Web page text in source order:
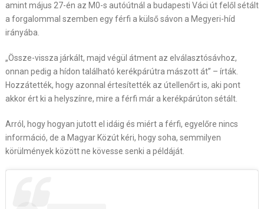
amint május 27-én az M0-s autóútnál a budapesti Váci út felől sétált
a forgalommal szemben egy férfi a külső sávon a Megyeri-híd
irányába.
„Össze-vissza járkált, majd végül átment az elválasztósávhoz,
onnan pedig a hídon található kerékpárútra mászott át” – írták.
Hozzátették, hogy azonnal értesítették az útellenőrt is, aki pont
akkor ért ki a helyszínre, mire a férfi már a kerékpárúton sétált.
Arról, hogy hogyan jutott el idáig és miért a férfi, egyelőre nincs
információ, de a Magyar Közút kéri, hogy soha, semmilyen
körülmények között ne kövesse senki a példáját.